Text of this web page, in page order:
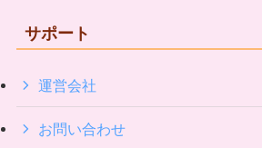
サポート
運営会社
お問い合わせ